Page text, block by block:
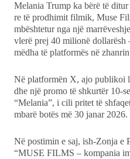
DuVideo
Melania Trump ka bërë të
re të prodhimit filmik, Muse
mbështetur nga një
vlerë prej 40 milionë
mëdha të platformës në
Në platformën X, ajo publikoi
dhe një promo të shkurtër 10-
“Melania”, i cili pritet të
mbarë botës më 30 janar 2026.
Në postimin e saj, ish-Zonja e
“MUSE FILMS – kompania